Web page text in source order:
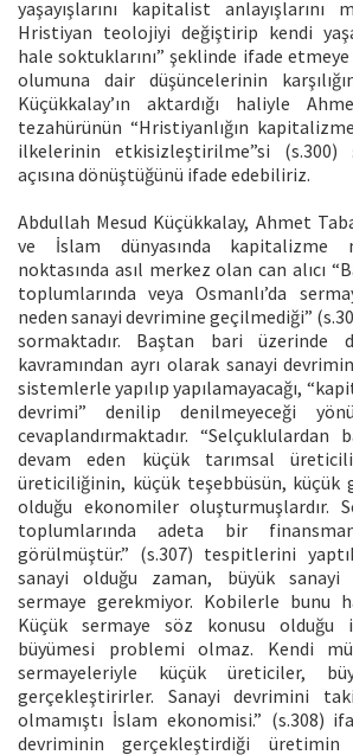
yaşayışlarını kapitalist anlayışlarını
Hristiyan teolojiyi değiştirip kendi
hale soktuklarını” şeklinde ifade
olumuna dair düşüncelerinin
Küçükkalay’ın aktardığı haliyle
tezahürünün “Hristiyanlığın
ilkelerinin etkisizleştirilme”si (s.300)
açısına dönüştüğünü ifade edebiliriz.
Abdullah Mesud Küçükkalay, Ahmet
ve İslam dünyasında kapitalizme
noktasında asıl merkez olan can alıcı
toplumlarında veya Osmanlı’da
neden sanayi devrimine geçilmediği”
sormaktadır. Baştan bari üzerinde
kavramından ayrı olarak sanayi
sistemlerle yapılıp yapılamayacağı,
devrimi” denilip denilmeyeceği
cevaplandırmaktadır. “Selçuklulardan
devam eden küçük tarımsal
üreticiliğinin, küçük teşebbüsün, küçük
olduğu ekonomiler oluşturmuşlardır.
toplumlarında adeta bir
görülmüştür.” (s.307) tespitlerini
sanayi olduğu zaman, büyük sanayi
sermaye gerekmiyor. Kobilerle bunu
Küçük sermaye söz konusu
büyümesi problemi olmaz. Kendi
sermayeleriyle küçük üreticiler,
gerçekleştirirler. Sanayi devrimini
olmamıştı İslam ekonomisi.” (s.308)
devriminin gerçekleştirdiği